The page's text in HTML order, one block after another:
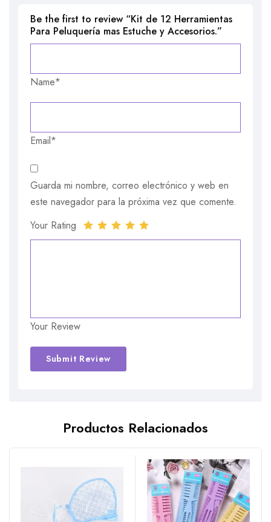
Be the first to review “Kit de 12 Herramientas
Para Peluquería mas Estuche y Accesorios.”
Name*
Email*
Guarda mi nombre, correo electrónico y web en
este navegador para la próxima vez que comente.
Your Rating
Your Review
Productos Relacionados